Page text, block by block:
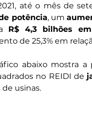
até o mês de
potência, um
R$ 4,3 bilhões
de 25,3% em
abaixo mostra
no REIDI de
usinas.